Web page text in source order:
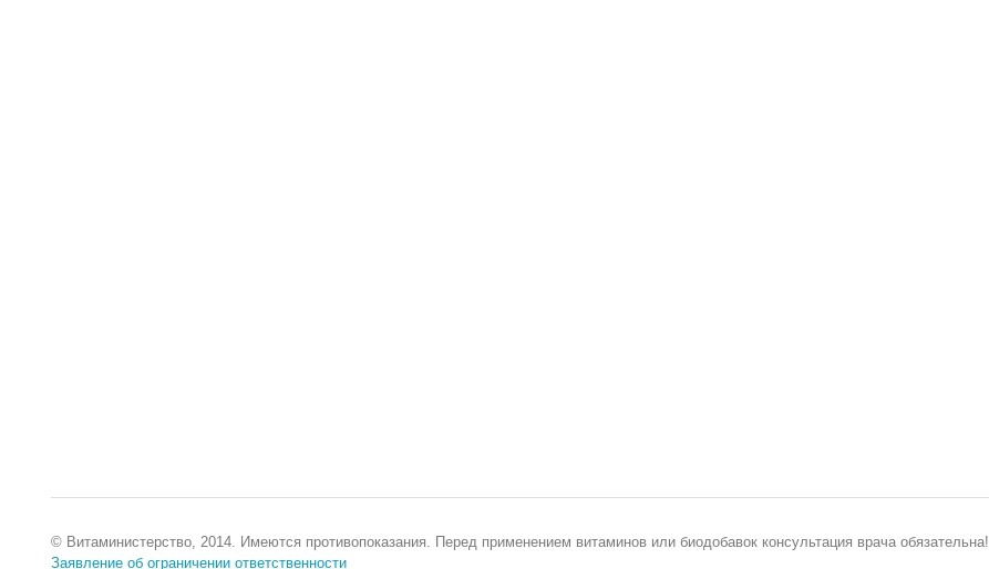
© Витаминистерство, 2014. Имеются противопоказания. Перед применением витаминов или биодобавок консультация врача обязательна!
Заявление об ограничении ответственности